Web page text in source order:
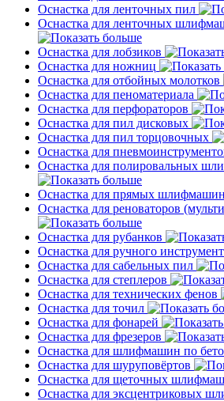
Оснастка для ленточных пил
Оснастка для ленточных
Оснастка для лобзиков
Оснастка для ножниц
Оснастка для отбойных молотков
Оснастка для пеноматериала
Оснастка для перфораторов
Оснастка для пил дисковых
Оснастка для пил торцовочных
Оснастка для
Оснастка для полировальных
Оснастка для прямых шлифмашин
Оснастка для реноваторов
Оснастка для рубанков
Оснастка для ручного
Оснастка для сабельных пил
Оснастка для степлеров
Оснастка для технических фенов
Оснастка для точил
Оснастка для фонарей
Оснастка для фрезеров
Оснастка для шлифмашин по
Оснастка для шуруповёртов
Оснастка для щеточных
Оснастка для эксцентриковых